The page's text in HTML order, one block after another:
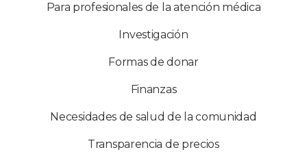
Para profesionales de la atención médica
Investigación
Formas de donar
Finanzas
Necesidades de salud de la comunidad
Transparencia de precios